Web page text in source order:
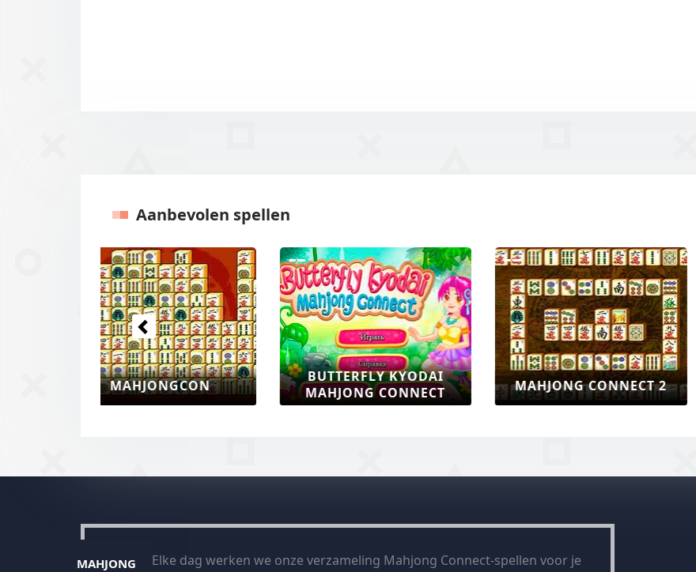
Aanbevolen spellen
DIEREN MAHJONG
MAHJONG FRUIT CONNECT
2
MAHJONG SHUIGO
Vorige
MAHJONG
Elke dag werken we onze verzameling Mahjong Connect-spellen voor je